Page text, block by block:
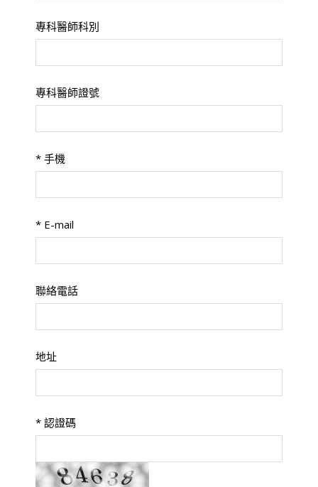
專科醫師科別
專科醫師證號
* 手機
* E-mail
聯絡電話
地址
* 認證碼